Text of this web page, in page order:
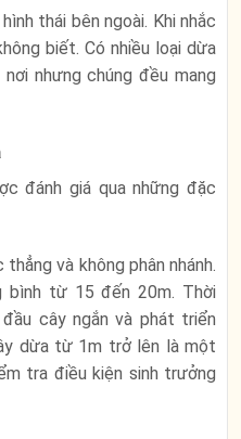
thái bên ngoài. Khi nhắc
biết. Có nhiều loại dừa
nhưng chúng đều mang
đánh giá qua những đặc
và không phân nhánh.
bình từ 15 đến 20m. Thời
cây ngắn và phát triển
dừa từ 1m trở lên là một
tra điều kiện sinh trưởng